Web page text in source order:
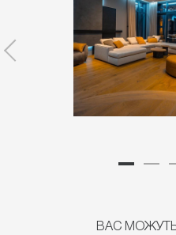
1 2
ВАС